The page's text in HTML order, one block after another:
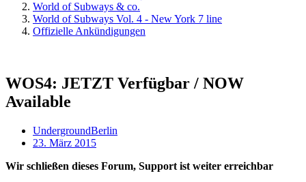
World of Subways & co.
World of Subways Vol. 4 - New York 7 line
Offizielle Ankündigungen
WOS4: JETZT Verfügbar / NOW
Available
UndergroundBerlin
23. März 2015
Wir schließen dieses Forum, Support ist weiter erreichbar